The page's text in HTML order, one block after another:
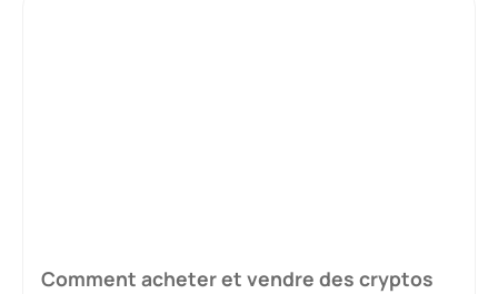
Comment acheter et vendre des cryptos